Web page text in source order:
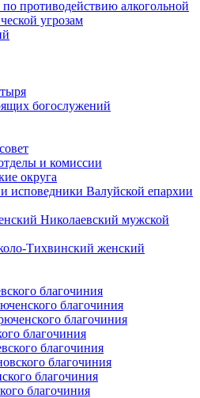
противодействию алкогольной
угрозам
богослужений
и комиссии
округа
исповедники Валуйской епархии
Николаевский мужской
Тихвинский женский
благочиния
благочиния
благочиния
благочиния
благочиния
благочиния
благочиния
благочиния